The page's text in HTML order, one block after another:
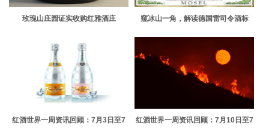
玫瑰山庄园证实收购红雅酒庄 窥冰山一角，解读德国雷司令酒标
红酒世界一周资讯回顾：7月3日至7
红酒世界一周资讯回顾：7月10日至7